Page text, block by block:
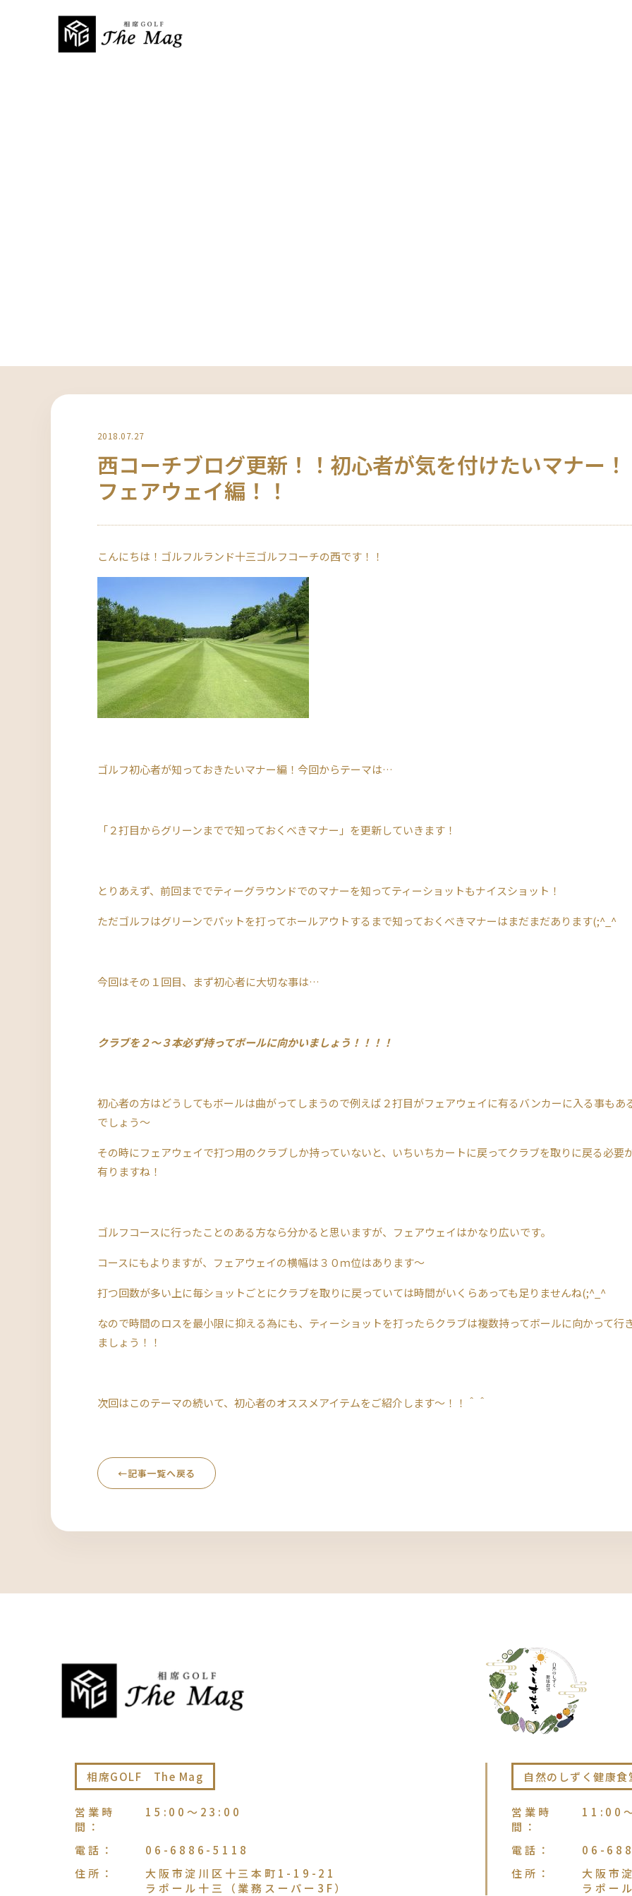
2018.07.27
西コーチブログ更新！！初心者が気を付けたいマナー！
フェアウェイ編！！
こんにちは！ゴルフルランド十三ゴルフコーチの西です！！
ゴルフ初心者が知っておきたいマナー編！今回からテーマは…
「２打目からグリーンまでで知っておくべきマナー」を更新していきます！
とりあえず、前回まででティーグラウンドでのマナーを知ってティーショットもナイスショット！
ただゴルフはグリーンでパットを打ってホールアウトするまで知っておくべきマナーはまだまだあります(;^_^
今回はその１回目、まず初心者に大切な事は…
クラブを２～３本必ず持ってボールに向かいましょう！！！！
初心者の方はどうしてもボールは曲がってしまうので例えば２打目がフェアウェイに有るバンカーに入る事もあ
でしょう～
その時にフェアウェイで打つ用のクラブしか持っていないと、いちいちカートに戻ってクラブを取りに戻る必要
有りますね！
ゴルフコースに行ったことのある方なら分かると思いますが、フェアウェイはかなり広いです。
コースにもよりますが、フェアウェイの横幅は３０ｍ位はあります～
打つ回数が多い上に毎ショットごとにクラブを取りに戻っていては時間がいくらあっても足りませんね(;^_^
なので時間のロスを最小限に抑える為にも、ティーショットを打ったらクラブは複数持ってボールに向かって行
ましょう！！
次回はこのテーマの続いて、初心者のオススメアイテムをご紹介します～！！＾＾
←記事一覧へ戻る
相席GOLF The Mag
営業時
間 ：
15:00〜23:00
電話 ：
06-6886-5118
住所 ：
大阪市淀川区十三本町1-19-21
ラポール十三（業務スーパー3F）
自然のしずく健康
営業時
間 ：
11:00
電話 ：
06-
住所 ：
大阪市
ラポー